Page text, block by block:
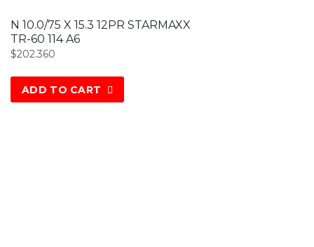
N 10.0/75 X 15.3 12PR STARMAXX
TR-60 114 A6
$202.360
ADD TO CART